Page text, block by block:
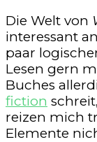
Die Welt von
interessant
paar
Lesen gern
Buches
fiction
reizen mich
Elemente